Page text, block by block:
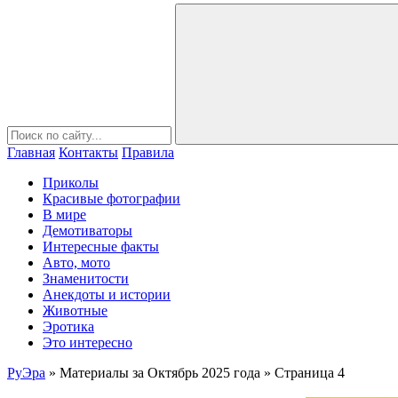
Главная Контакты Правила
Приколы
Красивые фотографии
В мире
Демотиваторы
Интересные факты
Авто, мото
Знаменитости
Анекдоты и истории
Животные
Эротика
Это интересно
РуЭра » Материалы за Октябрь 2025 года » Страница 4